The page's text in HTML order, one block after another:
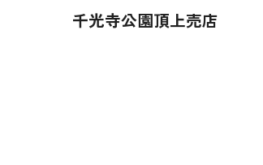
千光寺公園頂上売店